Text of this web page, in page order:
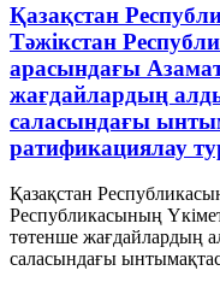
Қазақстан
Тәжікстан
арасындағы
жағдайлардың
саласындағы
ратификациялау
Қазақстан
Республикасының
төтенше жағдайлардың
саласындағы